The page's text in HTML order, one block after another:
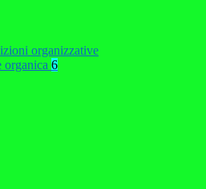
organizzative
organica 6